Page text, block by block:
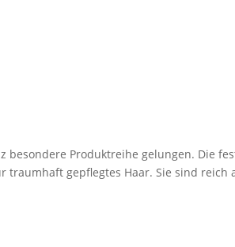
besondere Produktreihe gelungen. Die
traumhaft gepflegtes Haar. Sie sind reich